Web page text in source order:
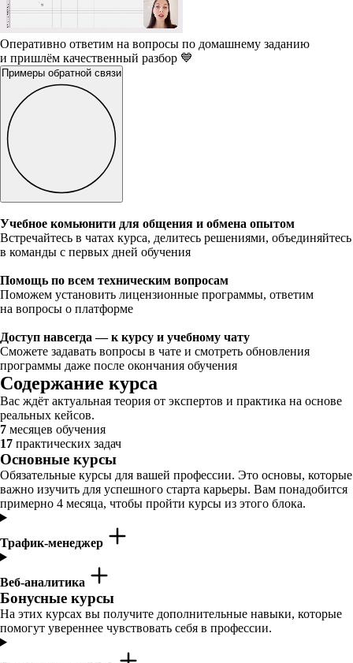
Оперативно ответим на вопросы по домашнему заданию
и пришлём качественный разбор 💙
Примеры обратной связи
Учебное комьюнити для общения и обмена опытом
Встречайтесь в чатах курса, делитесь решениями, объединяйтесь
в команды с первых дней обучения
Помощь по всем техническим вопросам
Поможем установить лицензионные программы, ответим
на вопросы о платформе
Доступ навсегда — к курсу и учебному чату
Сможете задавать вопросы в чате и смотреть обновления
программы даже после окончания обучения
Содержание курса
Вас ждёт актуальная теория от экспертов и практика на основе
реальных кейсов.
7 месяцев обучения
17 практических задач
Основные курсы
Обязательные курсы для вашей профессии. Это основы, которые
важно изучить для успешного старта карьеры. Вам понадобится
примерно 4 месяца, чтобы пройти курсы из этого блока.
Трафик-менеджер
Веб-аналитика
Бонусные курсы
На этих курсах вы получите дополнительные навыки, которые
помогут увереннее чувствовать себя в профессии.